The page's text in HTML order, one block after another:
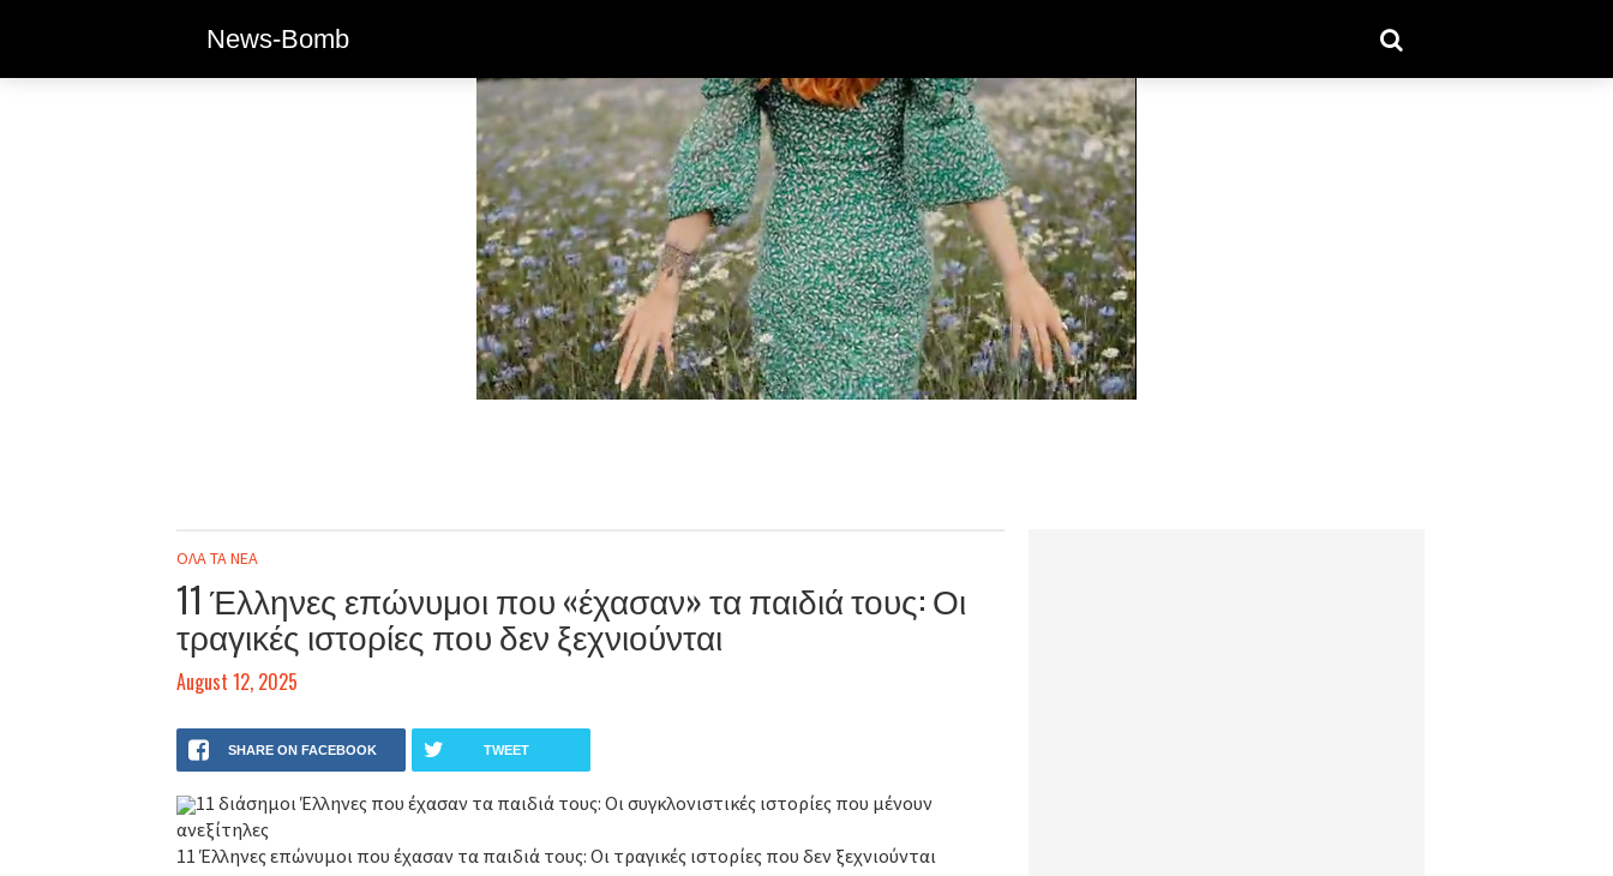
News-Bomb
ΟΛΑ ΤΑ ΝΕΑ
11 Έλληνες επώνυμοι που «έχασαν» τα παιδιά τους: Οι
τραγικές ιστορίες που δεν ξεχνιούνται
August 12, 2025
SHARE ON FACEBOOK TWEET
11 διάσημοι Έλληνες που έχασαν τα παιδιά τους: Οι συγκλονιστικές ιστορίες που μένουν
ανεξίτηλες
11 Έλληνες επώνυμοι που έχασαν τα παιδιά τους: Οι τραγικές ιστορίες που δεν ξεχνιούνται